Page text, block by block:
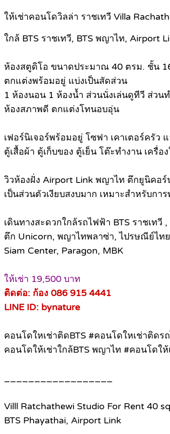
ให้เช่าคอนโดวิลล่า ราชเทวี Villa
ใกล้ BTS ราชเทวี, BTS พญาไท, Airport
ห้องสตูดิโอ ขนาดประมาณ 40 ตรม. ชั้น
ตกแต่งพร้อมอยู่ แบ่งเป็นสัดส่วน
1 ห้องนอน 1 ห้องน้ำ ส่วนนั่งเล่นดูทีวี ส่วน
ห้องสภาพดี ตกแต่งโทนอบอุ่น
เฟอร์นิเจอร์พร้อมอยู่ โซฟา เคาเตอร์ครัว
ตู้เสื้อผ้า ตู้เก็บของ ตู้เย็น โต๊ะทำงาน เครื่
วิวห้องฝั่ง Airport Link พญาไท ตึกยูนิคอ
เป็นส่วนตัวเงียบสงบมาก เหมาะสำหรับก
เดินทางสะดวกใกล้รถไฟฟ้า BTS ราชเท
ตึก Unicorn, พญาไทพลาซ่า, ไปรษณีย์ไทย
Siam Center, Paragon, MBK
ให้เช่า 19,500 บาท
ติดต่อ: ก้อง 086 915 4441
LINE ID: bynature
คอนโดใหเช่าติดBTS #คอนโดใหเช่าติดร
คอนโดให้เช่าใกล้BTS พญาไท #คอนโดใ
Villl Ratchathewi Studio For Rent 40
BTS Phayathai, Airport Link